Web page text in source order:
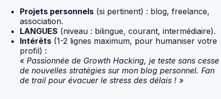
Projets personnels (si pertinent) : blog, freelance,
association.
LANGUES (niveau : bilingue, courant, intermédiaire).
Intérêts (1-2 lignes maximum, pour humaniser votre
profil) :
« Passionnée de Growth Hacking, je teste sans cesse
de nouvelles stratégies sur mon blog personnel. Fan
de trail pour évacuer le stress des délais ! »